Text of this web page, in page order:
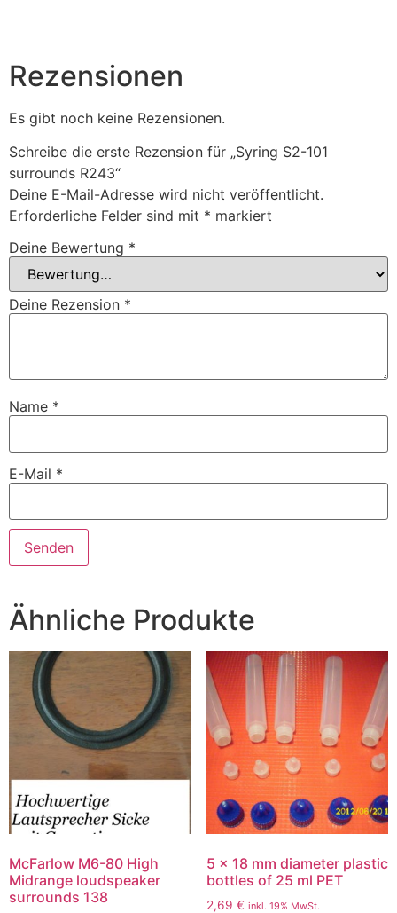
Rezensionen
Es gibt noch keine Rezensionen.
Schreibe die erste Rezension für „Syring S2-101
surrounds R243“
Deine E-Mail-Adresse wird nicht veröffentlicht.
Erforderliche Felder sind mit * markiert
Deine Bewertung *
Deine Rezension *
Name *
E-Mail *
Ähnliche Produkte
McFarlow M6-80 High
Midrange loudspeaker
surrounds 138
5 x 18 mm diameter plastic
bottles of 25 ml PET
2,69 € inkl. 19% MwSt.